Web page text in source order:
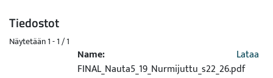
Tiedostot
Näytetään1 - 1 / 1
Name:
FINAL_Nauta5_19_Nurmijuttu_s22_26.pdf
Lataa